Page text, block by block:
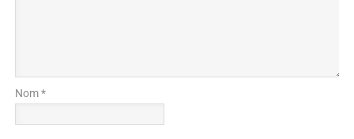
Nom *